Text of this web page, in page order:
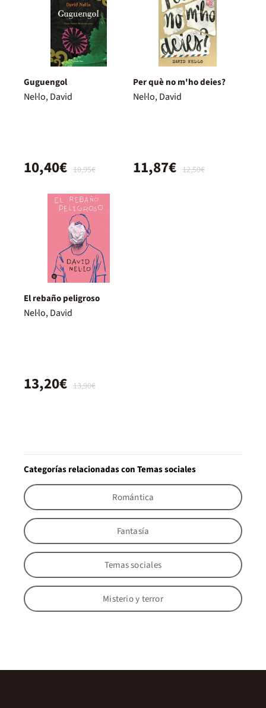
Guguengol
Nel·lo, David
10,95€
10,40€
Per què no m'ho deies?
Nel·lo, David
12,50€
11,87€
El rebaño peligroso
Nel·lo, David
13,90€
13,20€
Categorías relacionadas con Temas sociales
Romántica
Fantasía
Temas sociales
Misterio y terror